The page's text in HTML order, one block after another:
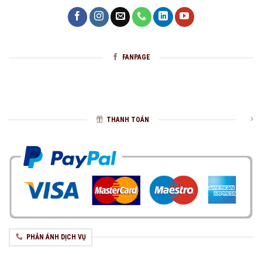
FANPAGE
THANH TOÁN
PHẢN ÁNH DỊCH VỤ